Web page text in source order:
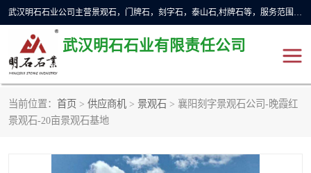
武汉明石石业公司主营景观石，门牌石，刻字石，泰山石,村牌石等，服务范围主要有：武汉，咸宁等地区。公司秉承敬业奉献、锐意创新的企业精神，从无到有，从小到大，以一种产业报国的创业精神，竭诚为客户提供服务，为社会设计财富。
武汉明石石业有限责任公司
当前位置： 首页 > 供应商机 > 景观石 > 襄阳刻字景观石公司-晚霞红
景观石-20亩景观石基地
景观石
门牌石 奠基石